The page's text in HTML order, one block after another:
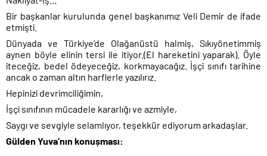
Bir başkanlar kurulunda genel başkanımız Veli Demir de ifade
etmişti.
Dünyada ve Türkiye’de Olağanüstü halmiş, Sıkıyönetimmiş
aynen böyle elinin tersi ile itiyor.(El hareketini yaparak). Öyle
iteceğiz, bedel ödeyeceğiz, korkmayacağız. İşçi sınıfı tarihine
ancak o zaman altın harflerle yazılırız.
Hepinizi devrimciliğimin,
İşçi sınıfının mücadele kararlığı ve azmiyle,
Saygı ve sevgiyle selamlıyor, teşekkür ediyorum arkadaşlar.
Gülden Yuva’nın konușması: